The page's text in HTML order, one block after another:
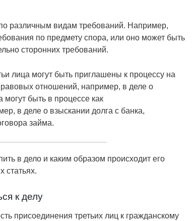
различным видам требований. Например,
по предмету спора, или оно может быть
сторонних требований.
лица могут быть приглашены к процессу на
отношений, например, в деле о
могут быть в процессе как
в деле о взыскании долга с банка,
займа.
в дело и каким образом происходит его
статьях.
к делу
присоединения третьих лиц к гражданскому